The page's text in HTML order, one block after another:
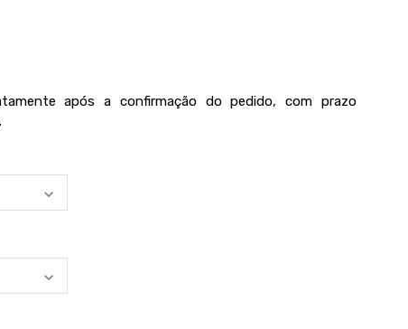
após a confirmação do pedido, com prazo